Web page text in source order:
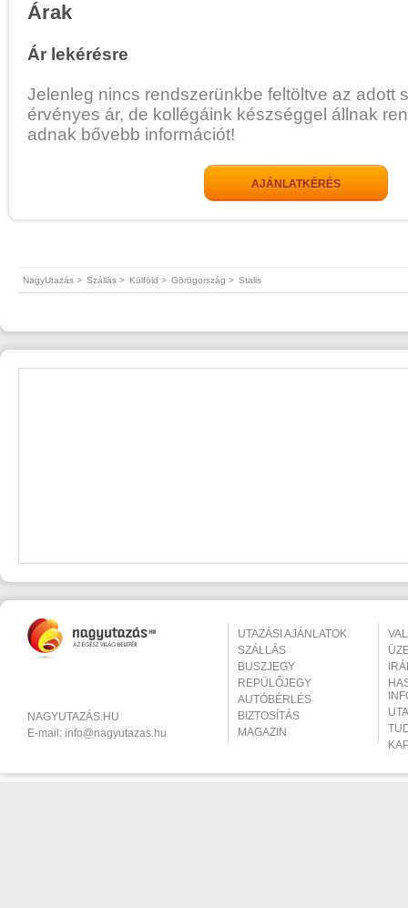
Árak
Ár lekérésre
Jelenleg nincs rendszerünkbe feltöltve az adott
érvényes ár, de kollégáink készséggel állnak
adnak bővebb információt!
AJÁNLATKÉRÉS
NagyUtazás > Szállás > Külföld > Görögország > Stalis
NAGYUTAZÁS.HU
E-mail: info@nagyutazas.hu
UTAZÁSI AJÁNLATOK
SZÁLLÁS
BUSZJEGY
REPÜLŐJEGY
AUTÓBÉRLÉS
BIZTOSÍTÁS
MAGAZIN